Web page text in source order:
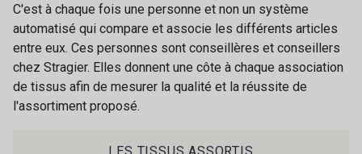
370 - Peony-2 120 - Ivoire clair Stragier
620 - Breeze-2
C'est à chaque fois une personne et non un système
automatisé qui compare et associe les différents articles
entre eux. Ces personnes sont conseillères et conseillers
chez Stragier. Elles donnent une côte à chaque association
de tissus afin de mesurer la qualité et la réussite de
l'assortiment proposé.